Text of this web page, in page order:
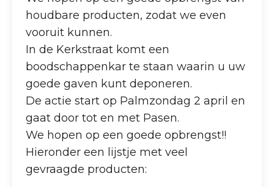
houdbare producten, zodat we even
vooruit kunnen.
In de Kerkstraat komt een
boodschappenkar te staan waarin u uw
goede gaven kunt deponeren.
De actie start op Palmzondag 2 april en
gaat door tot en met Pasen.
We hopen op een goede opbrengst!!
Hieronder een lijstje met veel
gevraagde producten: